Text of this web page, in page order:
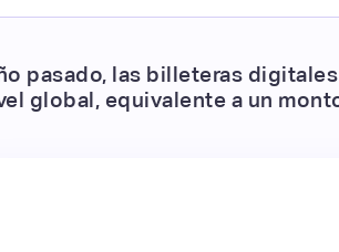
pasado, las billeteras
global, equivalente a un